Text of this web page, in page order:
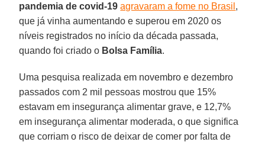
pandemia de covid-19 agravaram a fome no Brasil ,
que já vinha aumentando e superou em 2020 os
níveis registrados no início da década passada,
quando foi criado o Bolsa Família.
Uma pesquisa realizada em novembro e dezembro
passados com 2 mil pessoas mostrou que 15%
estavam em insegurança alimentar grave, e 12,7%
em insegurança alimentar moderada, o que significa
que corriam o risco de deixar de comer por falta de